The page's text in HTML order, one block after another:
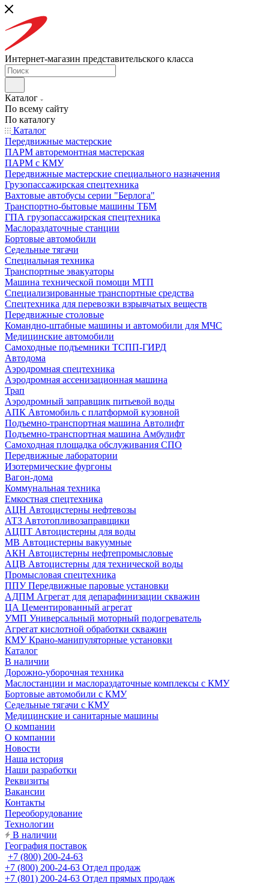
Интернет-магазин представительского класса
Каталог
По всему сайту
По каталогу
Каталог
Передвижные мастерские
ПАРМ авторемонтная мастерская
ПАРМ с КМУ
Передвижные мастерские специального назначения
Грузопассажирская спецтехника
Вахтовые автобусы серии "Берлога"
Транспортно-бытовые машины ТБМ
ГПА грузопассажирская спецтехника
Маслораздаточные станции
Бортовые автомобили
Седельные тягачи
Специальная техника
Транспортные эвакуаторы
Машина технической помощи МТП
Специализированные транспортные средства
Спецтехника для перевозки взрывчатых веществ
Передвижные столовые
Командно-штабные машины и автомобили для МЧС
Медицинские автомобили
Самоходные подъемники ТСПП-ГИРД
Автодома
Аэродромная спецтехника
Аэродромная ассенизационная машина
Трап
Аэродромный заправщик питьевой воды
АПК Автомобиль с платформой кузовной
Подъемно-транспортная машина Автолифт
Подъемно-транспортная машина Амбулифт
Самоходная площадка обслуживания СПО
Передвижные лаборатории
Изотермические фургоны
Вагон-дома
Коммунальная техника
Емкостная спецтехника
АЦН Автоцистерны нефтевозы
АТЗ Автотопливозаправщики
АЦПТ Автоцистерны для воды
МВ Автоцистерны вакуумные
АКН Автоцистерны нефтепромысловые
АЦВ Автоцистерны для технической воды
Промысловая спецтехника
ППУ Передвижные паровые установки
АДПМ Агрегат для депарафинизации скважин
ЦА Цементированный агрегат
УМП Универсальный моторный подогреватель
Агрегат кислотной обработки скважин
КМУ Крано-манипуляторные установки
Каталог
В наличии
Дорожно-уборочная техника
Маслостанции и маслораздаточные комплексы с КМУ
Бортовые автомобили с КМУ
Седельные тягачи с КМУ
Медицинские и санитарные машины
О компании
О компании
Новости
Наша история
Наши разработки
Реквизиты
Вакансии
Контакты
Переоборудование
Технологии
В наличии
География поставок
+7 (800) 200-24-63
+7 (800) 200-24-63 Отдел продаж
+7 (801) 200-24-63 Отдел прямых продаж